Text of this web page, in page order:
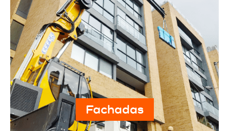
Fachadas